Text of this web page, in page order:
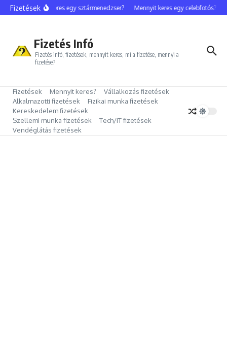
Ugrás a tartalomhoz
Fizetések
Mennyit keres egy sztármenedzser? Mennyit keres egy celebfotós?
Fizetés Infó
Fizetés infó, fizetések, mennyit keres, mi a fizetése, mennyi a
fizetése?
Fizetések Mennyit keres?
Vállalkozás fizetések
Alkalmazotti fizetések
Fizikai munka fizetések
Kereskedelem fizetések
Szellemi munka fizetések
Tech/IT fizetések
Vendéglátás fizetések